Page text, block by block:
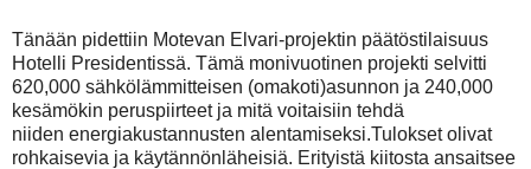
Tänään pidettiin Motevan Elvari-projektin päätöstilaisuus
Hotelli Presidentissä. Tämä monivuotinen projekti selvitti
620,000 sähkölämmitteisen (omakoti)asunnon ja 240,000
kesämökin peruspiirteet ja mitä voitaisiin tehdä
niiden energiakustannusten alentamiseksi.Tulokset olivat
rohkaisevia ja käytännönläheisiä. Erityistä kiitosta ansaitsee